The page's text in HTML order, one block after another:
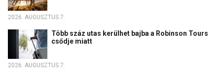
2026. AUGUSZTUS 7.
Több száz utas kerülhet bajba a Robinson Tours
csődje miatt
2026. AUGUSZTUS 7.